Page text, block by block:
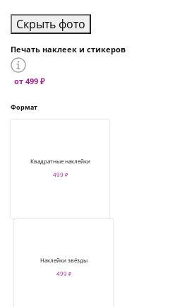
Скрыть фото
Печать наклеек и стикеров
от 499 ₽
Формат
Квадратные наклейки
499 ₽
Наклейки звёзды
499 ₽